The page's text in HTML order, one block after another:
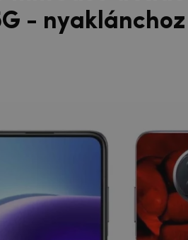
- nyaklánchoz